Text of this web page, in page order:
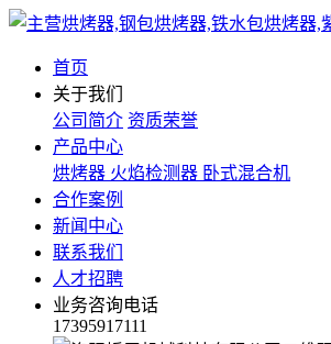
首页
关于我们
公司简介 资质荣誉
产品中心
烘烤器 火焰检测器 卧式混合机
合作案例
新闻中心
联系我们
人才招聘
业务咨询电话
17395917111